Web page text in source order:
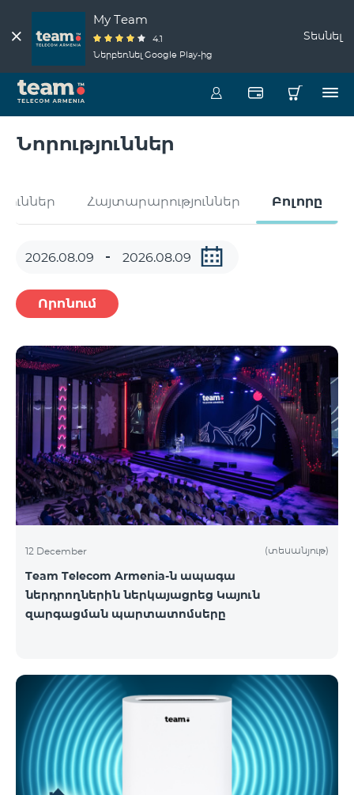
My Team
4.1
Ներբեռնել Google Play-ից
Տեսնել
Նորություններ
Հայտարարություններ Բոլորը
Որոնում
12 December (տեսանյութ)
Team Telecom Armenia-ն ապագա
ներդրողներին ներկայացրեց Կայուն
զարգացման պարտատոմսերը